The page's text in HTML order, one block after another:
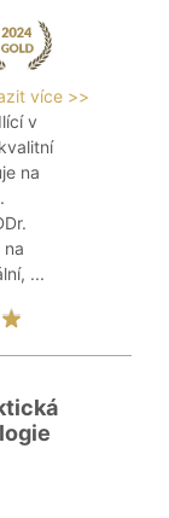
více >>
v
na
...